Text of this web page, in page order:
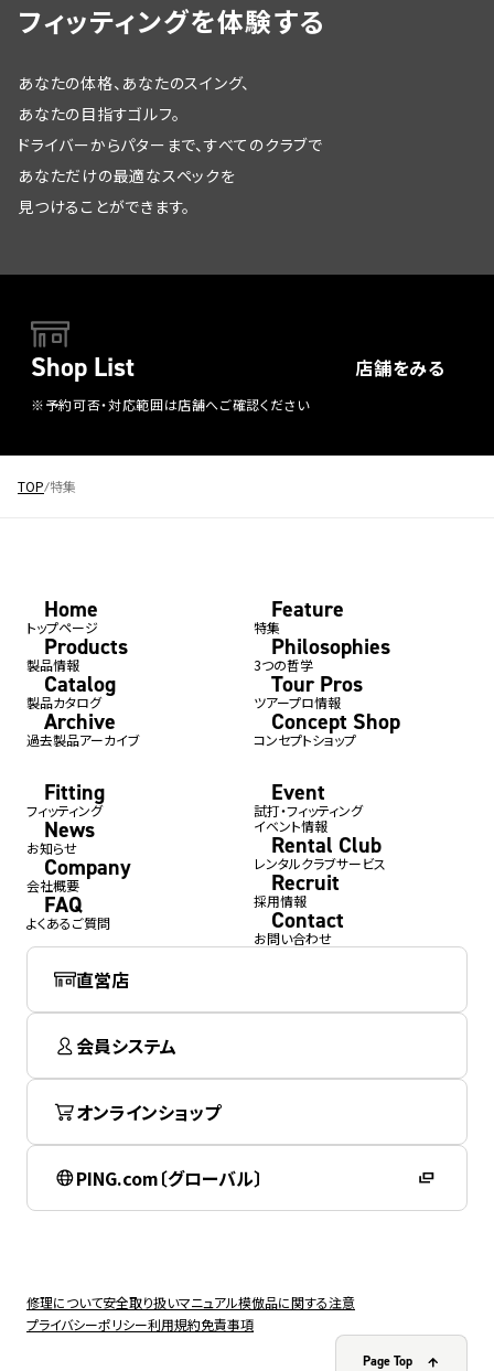
TOP 特集
フィッティングを体験する
あなたの体格、あなたのスイング、
あなたの目指すゴルフ。
ドライバーからパターまで、すべてのクラブで
あなただけの最適なスペックを
見つけることができます。
Shop List 店舗をみる
※予約可否・対応範囲は店舗へご確認ください
Home
トップページ
Products
製品情報
Catalog
製品カタログ
Archive
過去製品アーカイブ
Feature
特集
Philosophies
3つの哲学
Tour Pros
ツアープロ情報
Concept Shop
コンセプトショップ
Fitting
フィッティング
News
お知らせ
Company
会社概要
FAQ
よくあるご質問
Event
試打・フィッティング
イベント情報
Rental Club
レンタルクラブサービス
Recruit
採用情報
Contact
お問い合わせ
直営店
会員システム
オンラインショップ
PING.com〔グローバル〕
修理について安全取り扱いマニュアル模倣品に関する注意
プライバシーポリシー利用規約免責事項
Page Top